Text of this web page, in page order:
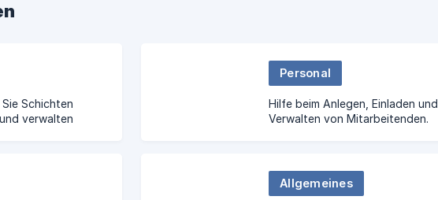
Schichten
verwalten
Personal
Hilfe beim Anlegen, Einladen und
Verwalten von Mitarbeitenden.
Allgemeines